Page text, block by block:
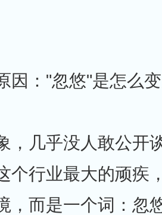
因："忽悠"是怎么
，几乎没人敢公开
行业最大的顽疾
，而是一个词：忽